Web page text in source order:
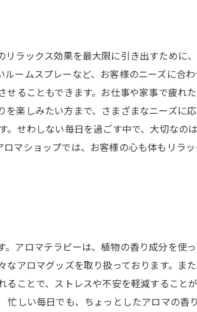
ラックス効果を最大限に引き出すために
ームスプレーなど、お客様のニーズに合
ることもできます。お仕事や家事で疲れ
楽しみたい方まで、さまざまなニーズに
せわしない毎日を過ごす中で、大切なの
マショップでは、お客様の心も体もリラ
アロマテラピーは、植物の香り成分を使
アロマグッズを取り扱っております。ま
ことで、ストレスや不安を軽減することが
忙しい毎日でも、ちょっとしたアロマの香